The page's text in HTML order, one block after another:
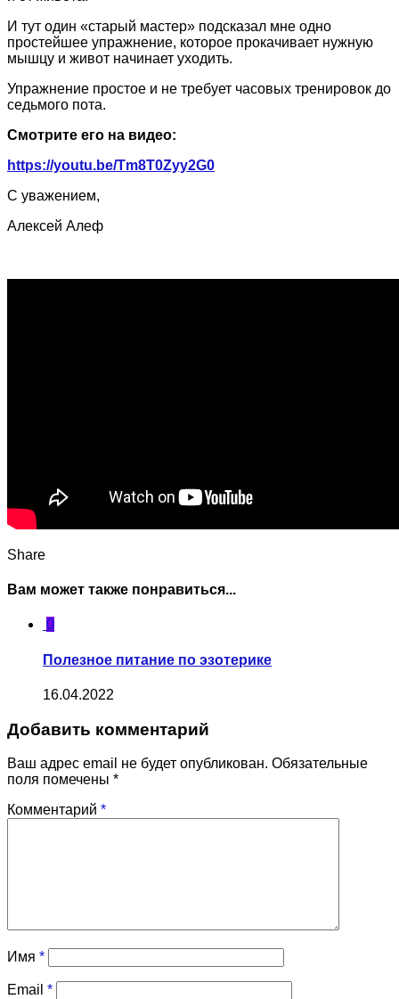
И тут один «старый мастер» подсказал мне одно
простейшее упражнение, которое прокачивает нужную
мышцу и живот начинает уходить.
Упражнение простое и не требует часовых тренировок до
седьмого пота.
Смотрите его на видео:
https://youtu.be/Tm8T0Zyy2G0
С уважением,
Алексей Алеф
Share
Вам может также понравиться...
0
Полезное питание по эзотерике
16.04.2022
Добавить комментарий
Ваш адрес email не будет опубликован. Обязательные
поля помечены *
Комментарий *
Имя *
Email *